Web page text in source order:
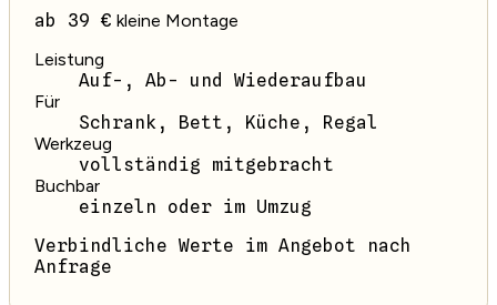
ab 39 € kleine Montage
Leistung
Auf-, Ab- und Wiederaufbau
Für
Schrank, Bett, Küche, Regal
Werkzeug
vollständig mitgebracht
Buchbar
einzeln oder im Umzug
Verbindliche Werte im Angebot nach
Anfrage